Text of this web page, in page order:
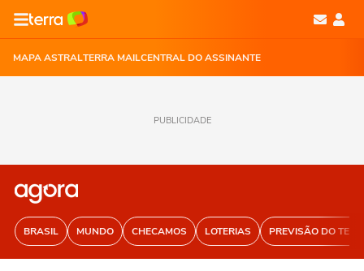
MAPA ASTRALTERRA MAILCENTRAL DO ASSINANTE
PUBLICIDADE
BRASIL MUNDO CHECAMOS LOTERIAS PREVISÃO DO